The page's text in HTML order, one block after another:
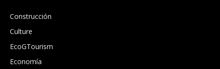
Construcción
Culture
EcoGTourism
Economía